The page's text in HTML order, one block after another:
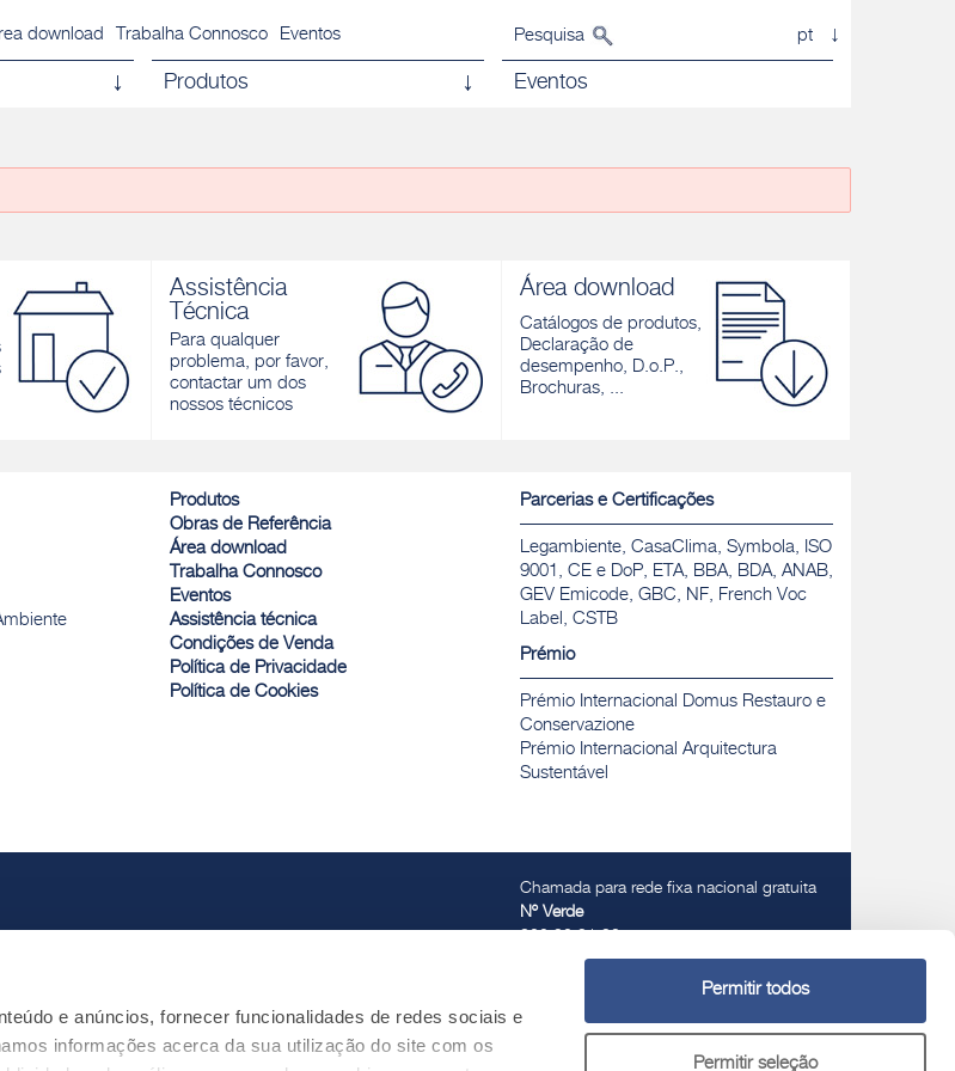
e anúncios, fornecer funcionalidades de redes sociais e
informações acerca da sua utilização do site com os
Permitir todos
Permitir seleção
download Trabalha Connosco Eventos Pesquisa pt
Produtos Eventos
Assistência
Técnica
Para qualquer
problema, por favor,
contactar um dos
nossos técnicos
Área download
Catálogos de produtos,
Declaração de
desempenho, D.o.P.,
Brochuras, ...
Produtos
Obras de Referência
Área download
Trabalha Connosco
Eventos
Assistência técnica
Condições de Venda
Política de Privacidade
Política de Cookies
Parcerias e Certificações
Legambiente, CasaClima, Symbola, ISO
9001, CE e DoP, ETA, BBA, BDA, ANAB,
GEV Emicode, GBC, NF, French Voc
Label, CSTB
Prémio
Prémio Internacional Domus Restauro e
Conservazione
Prémio Internacional Arquitectura
Sustentável
Chamada para rede fixa nacional gratuita
Nº Verde